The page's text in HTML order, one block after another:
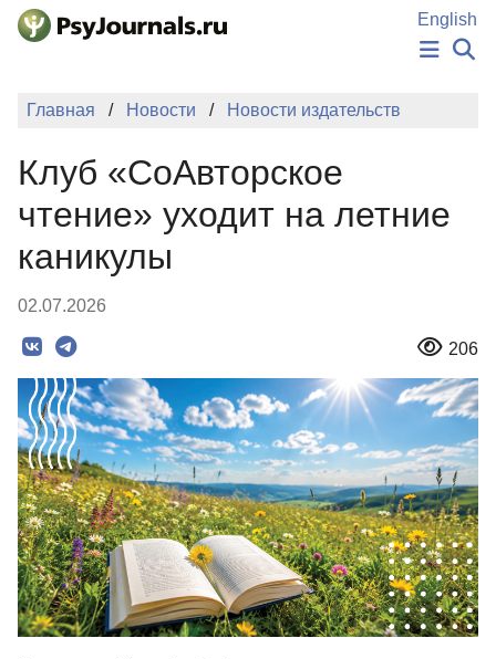
Перейти к основному содержанию
English
НОВОСТИ
ПОДАТЬ РУКОПИСЬ
КЛЮЧЕВЫЕ СЛОВА
Регистрация
Главная Новости Новости издательств
Клуб «СоАвторское
чтение» уходит на летние
каникулы
02.07.2026
206